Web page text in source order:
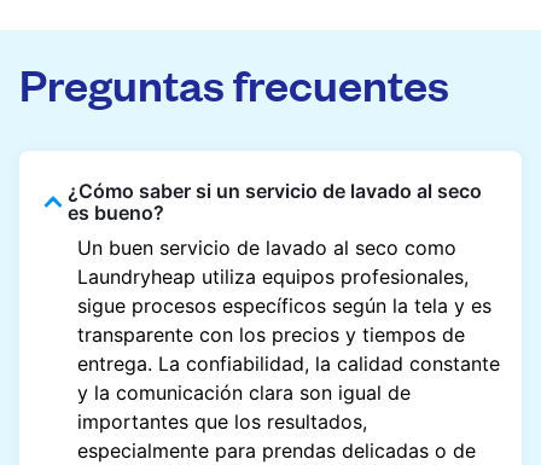
Preguntas frecuentes
¿Cómo saber si un servicio de lavado al seco
es bueno?
Un buen servicio de lavado al seco como
Laundryheap utiliza equipos profesionales,
sigue procesos específicos según la tela y es
transparente con los precios y tiempos de
entrega. La confiabilidad, la calidad constante
y la comunicación clara son igual de
importantes que los resultados,
especialmente para prendas delicadas o de